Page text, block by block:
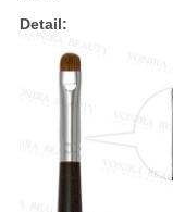
Detail: